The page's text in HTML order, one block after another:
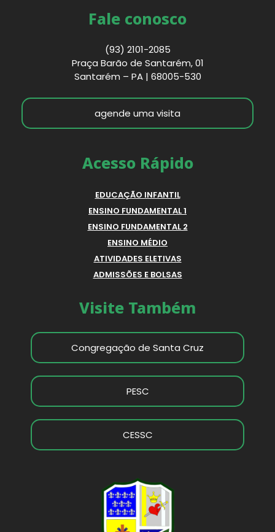
Fale conosco
(93) 2101-2085
Praça Barão de Santarém, 01
Santarém – PA | 68005-530
agende uma visita
Acesso Rápido
EDUCAÇÃO INFANTIL
ENSINO FUNDAMENTAL 1
ENSINO FUNDAMENTAL 2
ENSINO MÉDIO
ATIVIDADES ELETIVAS
ADMISSÕES E BOLSAS
Visite Também
Congregação de Santa Cruz
PESC
CESSC